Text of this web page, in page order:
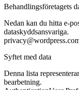
Behandlingsföretagets
Nedan kan du hitta e-
dataskyddsansvariga.
Syftet med data
Denna lista
bearbetning.